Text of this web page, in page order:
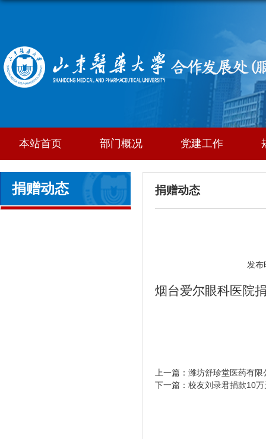
本站首页 部门概况 党建工作
捐赠动态 捐赠动态
发布
烟台爱尔眼科医院
上一篇： 潍坊舒珍堂医药有
下一篇： 校友刘录君捐款10万